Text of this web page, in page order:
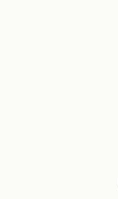
Autres